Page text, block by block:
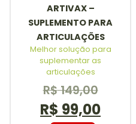
ARTIVAX –
SUPLEMENTO PARA
ARTICULAÇÕES
Melhor solução para
suplementar as
articulações
R$149,00
R$ 99,00